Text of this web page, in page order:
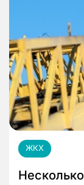
ЖКХ